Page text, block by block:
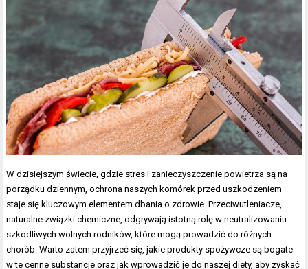
W dzisiejszym świecie, gdzie stres i zanieczyszczenie powietrza są na
porządku dziennym, ochrona naszych komórek przed uszkodzeniem
staje się kluczowym elementem dbania o zdrowie. Przeciwutleniacze,
naturalne związki chemiczne, odgrywają istotną rolę w neutralizowaniu
szkodliwych wolnych rodników, które mogą prowadzić do różnych
chorób. Warto zatem przyjrzeć się, jakie produkty spożywcze są bogate
w te cenne substancje oraz jak wprowadzić je do naszej diety, aby zyskać